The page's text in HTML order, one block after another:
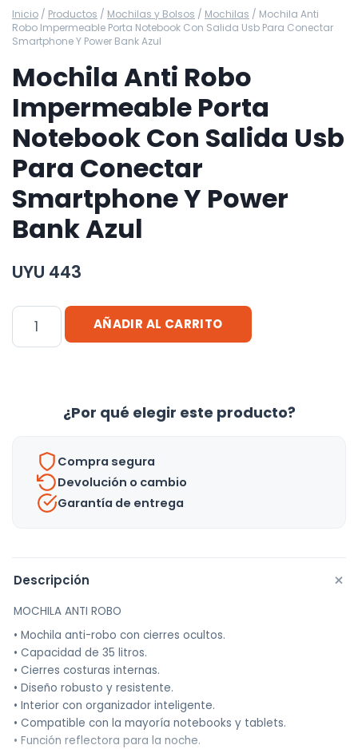
Inicio / Productos / Mochilas y Bolsos / Mochilas / Mochila Anti
Robo Impermeable Porta Notebook Con Salida Usb Para Conectar
Smartphone Y Power Bank Azul
Mochila Anti Robo
Impermeable Porta
Notebook Con Salida Usb
Para Conectar
Smartphone Y Power
Bank Azul
UYU 443
Mochila
Anti
Notebook
Salida
Para
Smartphone
Y
Bank
Azul
cantidad
AÑADIR AL CARRITO
¿Por qué elegir este producto?
Compra segura
Devolución o cambio
Garantía de entrega
Descripción +
MOCHILA ANTI ROBO
• Mochila anti-robo con cierres ocultos.
• Capacidad de 35 litros.
• Cierres costuras internas.
• Diseño robusto y resistente.
• Interior con organizador inteligente.
• Compatible con la mayoría notebooks y tablets.
• Función reflectora para la noche.